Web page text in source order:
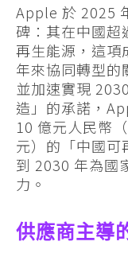
Apple 於 2025
碑：其在中國
再生能源，這項
年來協同轉型的
並加速實現
造」的承諾，
10 億元人民幣
元）的「中國可
到 2030 年為國
力。
供應商主導